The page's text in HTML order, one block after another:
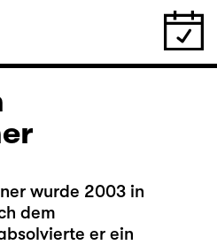
wurde 2003 in
dem
er ein